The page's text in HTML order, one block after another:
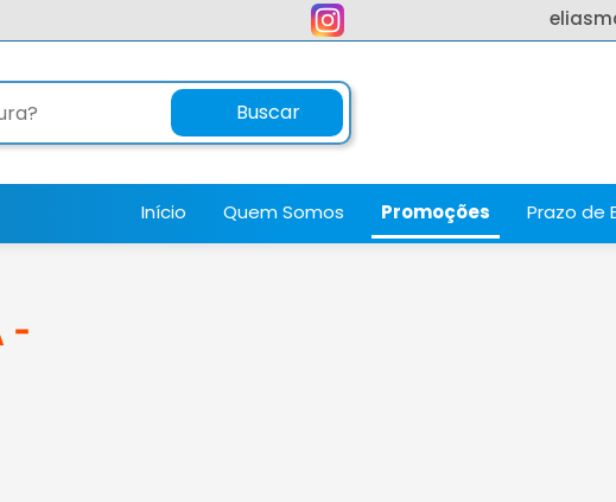
Buscar
Início Quem Somos Promoções Prazo de
-